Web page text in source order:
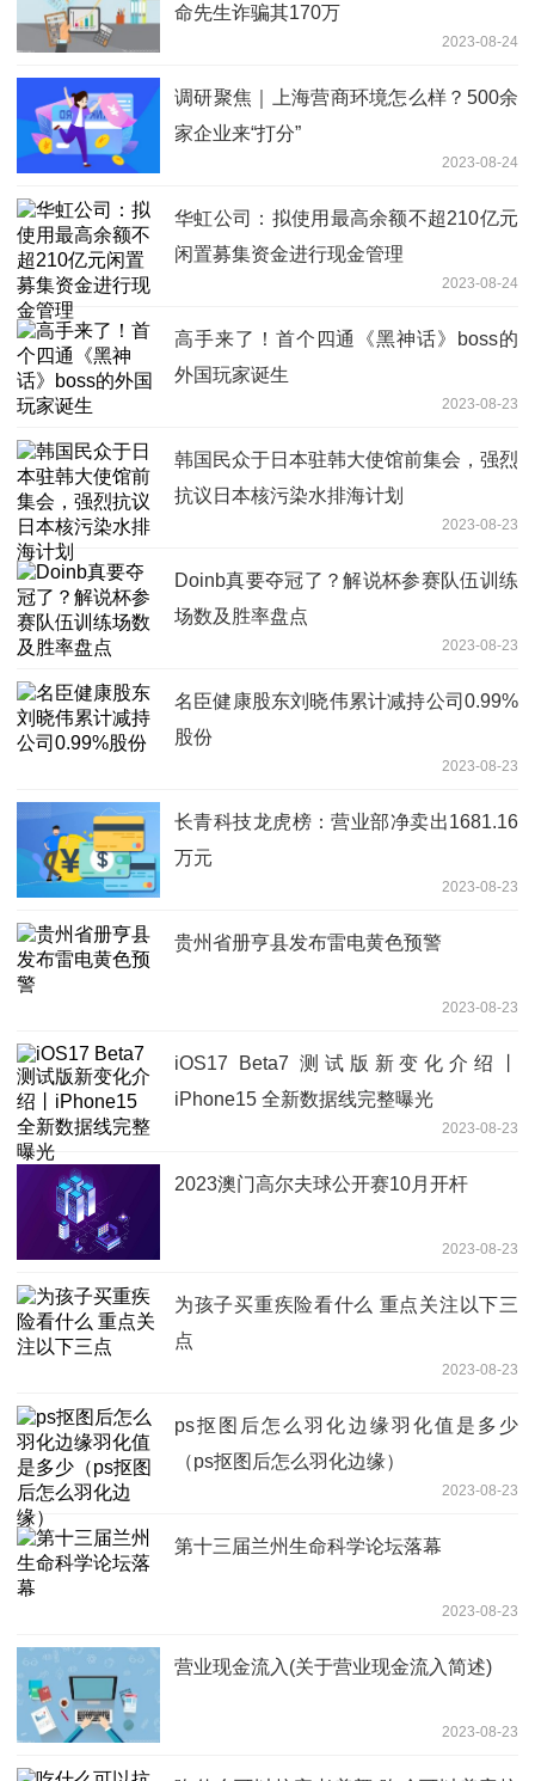
命先生诈骗其170万
2023-08-24
调研聚焦｜上海营商环境怎么样？500余
家企业来“打分”
2023-08-24
华虹公司：拟使用最高余额不超210亿元
闲置募集资金进行现金管理
2023-08-24
高手来了！首个四通《黑神话》boss的
外国玩家诞生
2023-08-23
韩国民众于日本驻韩大使馆前集会，强烈
抗议日本核污染水排海计划
2023-08-23
Doinb真要夺冠了？解说杯参赛队伍训练
场数及胜率盘点
2023-08-23
名臣健康股东刘晓伟累计减持公司0.99%
股份
2023-08-23
长青科技龙虎榜：营业部净卖出1681.16
万元
2023-08-23
贵州省册亨县发布雷电黄色预警
2023-08-23
iOS17 Beta7 测试版新变化介绍丨
iPhone15 全新数据线完整曝光
2023-08-23
2023澳门高尔夫球公开赛10月开杆
2023-08-23
为孩子买重疾险看什么 重点关注以下三
点
2023-08-23
ps抠图后怎么羽化边缘羽化值是多少
（ps抠图后怎么羽化边缘）
2023-08-23
第十三届兰州生命科学论坛落幕
2023-08-23
营业现金流入(关于营业现金流入简述)
2023-08-23